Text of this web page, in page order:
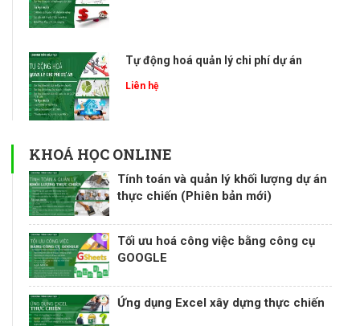
Tự động hoá quản lý chi phí dự án
Liên hệ
KHOÁ HỌC ONLINE
Tính toán và quản lý khối lượng dự án
thực chiến (Phiên bản mới)
Tối ưu hoá công việc bằng công cụ
GOOGLE
Ứng dụng Excel xây dựng thực chiến